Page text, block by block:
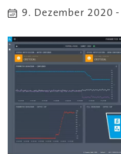
9. Dezember 2020